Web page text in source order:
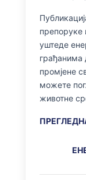
препоруке
уштеде
грађанима
промјене
можете